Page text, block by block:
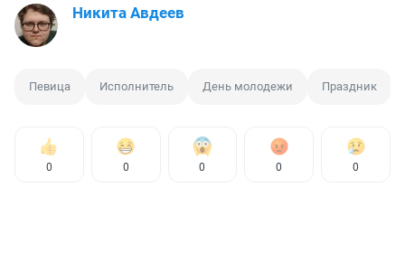
Никита Авдеев
Певица Исполнитель День молодежи Праздник
0 0 0 0 0